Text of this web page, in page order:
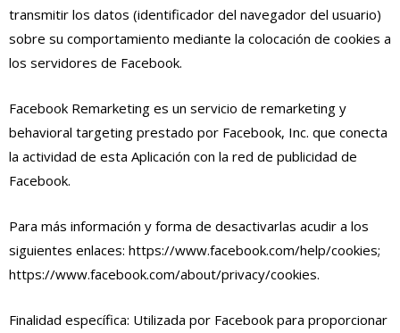
transmitir los datos (identificador del navegador del usuario)
sobre su comportamiento mediante la colocación de cookies a
los servidores de Facebook.
Facebook Remarketing es un servicio de remarketing y
behavioral targeting prestado por Facebook, Inc. que conecta
la actividad de esta Aplicación con la red de publicidad de
Facebook.
Para más información y forma de desactivarlas acudir a los
siguientes enlaces: https://www.facebook.com/help/cookies;
https://www.facebook.com/about/privacy/cookies.
Finalidad específica: Utilizada por Facebook para proporcionar